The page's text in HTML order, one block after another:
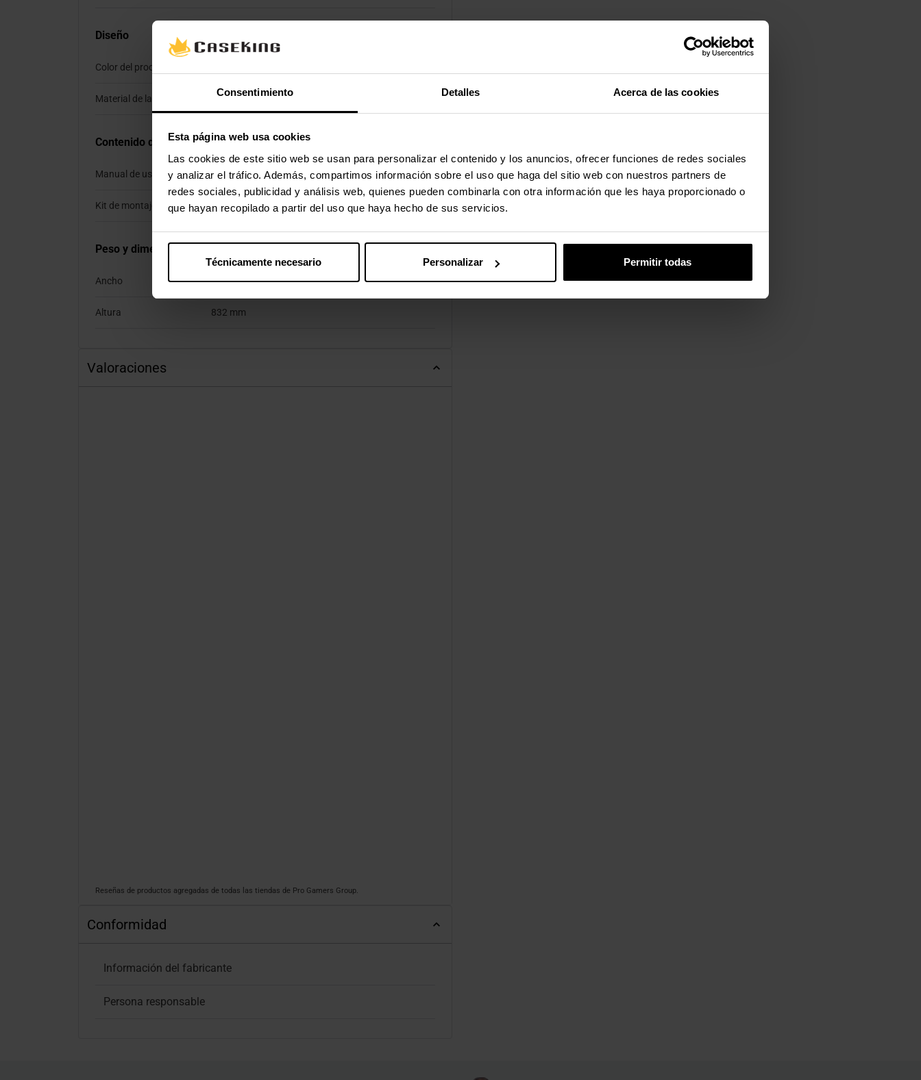
Consentimiento Detalles Acerca de las cookies
Esta página web usa cookies
Las cookies de este sitio web se usan para personalizar el contenido y los anuncios, ofrecer funciones de redes sociales
y analizar el tráfico. Además, compartimos información sobre el uso que haga del sitio web con nuestros partners de
redes sociales, publicidad y análisis web, quienes pueden combinarla con otra información que les haya proporcionado o
que hayan recopilado a partir del uso que haya hecho de sus servicios.
Técnicamente necesario Personalizar Permitir todas
Diseño
Color del producto
Material de la carcasa Metal
Contenido del embalaje
Manual de usuario Si
Kit de montaje Si
Peso y dimensiones
Ancho 1140 mm
Altura 832 mm
Valoraciones
Reseñas de productos agregadas de todas las tiendas de Pro Gamers Group.
Conformidad
Información del fabricante
Persona responsable